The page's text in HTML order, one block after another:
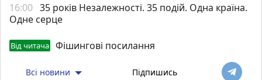
16:00 35 років Незалежності. 35 подій. Одна країна.
Одне серце
Від читача Фішингові посилання
Всі новини Підпишись